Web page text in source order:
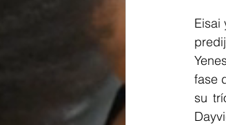
Eisai
fase
su